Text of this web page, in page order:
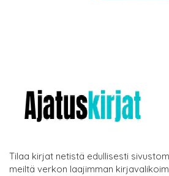
Tilaa kirjat netistä edullisesti
meiltä verkon laajimman